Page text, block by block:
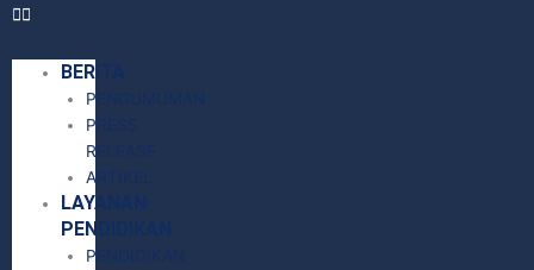
BERITA
PENGUMUMAN
PRESS
RELEASE
ARTIKEL
LAYANAN
PENDIDIKAN
PENDIDIKAN